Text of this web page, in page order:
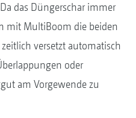
das Düngerschar immer
mit MultiBoom die beiden
versetzt automatisch
oder
am Vorgewende zu